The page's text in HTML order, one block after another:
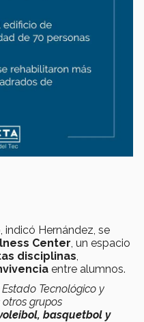
indicó Hernández, se
Center, un espacio
disciplinas,
entre alumnos.
Tecnológico y
grupos
basquetbol y